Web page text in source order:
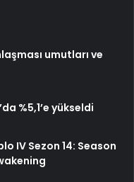
umutları ve
%5,1’e yükseldi
IV Sezon 14: Season